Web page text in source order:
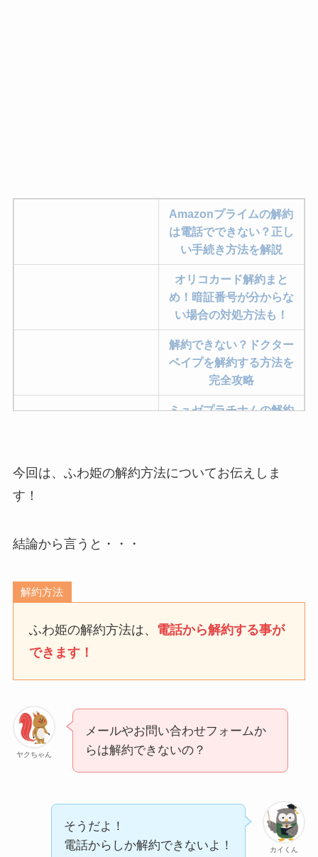
Amazonプライムの解約
は電話でできない？正し
い手続き方法を解説
オリコカード解約まと
め！暗証番号が分からな
い場合の対処方法も！
解約できない？ドクター
ベイプを解約する方法を
完全攻略
ミュゼプラチナムの解約
レミノの解約方法まと
なにわサプリ
に手続きする方法ある？
ニューZの解約まとめ！
電話が繋がらない時の裏
解約できない？バロニー
を完全攻略
今回は、ふわ姫の解約方法についてお伝えしま
す！
結論から言うと・・・
解約方法
ふわ姫の解約方法は、 電話から解約する事が
できます！
ヤクちゃん
メールやお問い合わせフォームか
らは解約できないの？
カイくん
そうだよ！
電話からしか解約できないよ！